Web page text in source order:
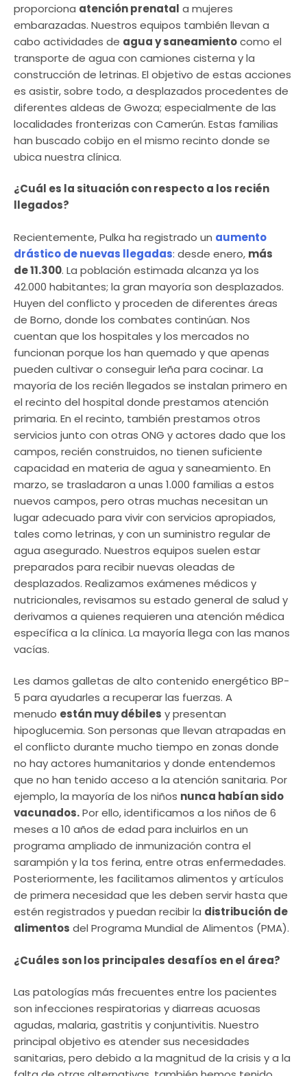
proporciona atención prenatal a mujeres
embarazadas. Nuestros equipos también llevan a
cabo actividades de agua y saneamientocomo el
transporte de agua con camiones cisterna y la
construcción de letrinas. El objetivo de estas acciones
es asistir, sobre todo, a desplazados procedentes de
diferentes aldeas de Gwoza; especialmente de las
localidades fronterizas con Camerún. Estas familias
han buscado cobijo en el mismo recinto donde se
ubica nuestra clínica.
¿Cuál es la situación con respecto a los recién
llegados?
Recientemente, Pulka ha registrado un aumento
drástico de nuevas llegadas: desde enero, más
de 11.300. La población estimada alcanza ya los
42.000 habitantes; la gran mayoría son desplazados.
Huyen del conflicto y proceden de diferentes áreas
de Borno, donde los combates continúan. Nos
cuentan que los hospitales y los mercados no
funcionan porque los han quemado y que apenas
pueden cultivar o conseguir leña para cocinar. La
mayoría de los recién llegados se instalan primero en
el recinto del hospital donde prestamos atención
primaria. En el recinto, también prestamos otros
servicios junto con otras ONG y actores dado que los
campos, recién construidos, no tienen suficiente
capacidad en materia de agua y saneamiento. En
marzo, se trasladaron a unas 1.000 familias a estos
nuevos campos, pero otras muchas necesitan un
lugar adecuado para vivir con servicios apropiados,
tales como letrinas, y con un suministro regular de
agua asegurado. Nuestros equipos suelen estar
preparados para recibir nuevas oleadas de
desplazados. Realizamos exámenes médicos y
nutricionales, revisamos su estado general de salud y
derivamos a quienes requieren una atención médica
específica a la clínica. La mayoría llega con las manos
vacías.
Les damos galletas de alto contenido energético BP-
5 para ayudarles a recuperar las fuerzas. A
menudo están muy débiles y presentan
hipoglucemia. Son personas que llevan atrapadas en
el conflicto durante mucho tiempo en zonas donde
no hay actores humanitarios y donde entendemos
que no han tenido acceso a la atención sanitaria. Por
ejemplo, la mayoría de los niños nunca habían sido
vacunados.Por ello, identificamos a los niños de 6
meses a 10 años de edad para incluirlos en un
programa ampliado de inmunización contra el
sarampión y la tos ferina, entre otras enfermedades.
Posteriormente, les facilitamos alimentos y artículos
de primera necesidad que les deben servir hasta que
estén registrados y puedan recibir la distribución de
alimentos del Programa Mundial de Alimentos (PMA).
¿Cuáles son los principales desafíos en el área?
Las patologías más frecuentes entre los pacientes
son infecciones respiratorias y diarreas acuosas
agudas, malaria, gastritis y conjuntivitis. Nuestro
principal objetivo es atender sus necesidades
sanitarias, pero debido a la magnitud de la crisis y a la